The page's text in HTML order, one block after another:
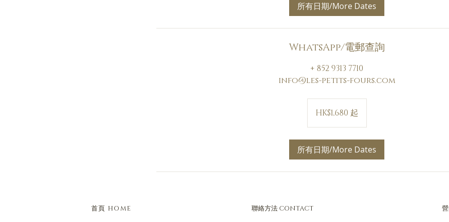
所有日期/More Dates
WhatsApp/電郵查詢
+ 852 9313 7710
info@les-petits-fours.com
HK$1,680 起
所有日期/More Dates
首頁 HOME 聯絡方法 CONTACT